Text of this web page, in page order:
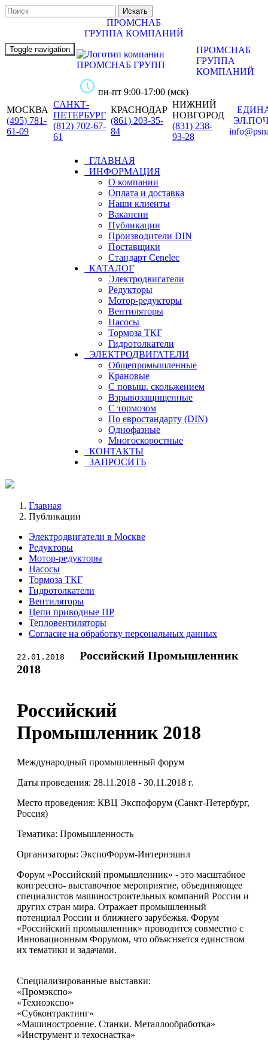
ПРОМСНАБ
ГРУППА КОМПАНИЙ
Toggle navigation
ПРОМСНАБ
ГРУППА
КОМПАНИЙ
пн-пт 9:00-17:00 (мск)
МОСКВА
(495) 781-
61-09
САНКТ-
ПЕТЕРБУРГ
(812) 702-67-
61
КРАСНОДАР
(861) 203-35-
84
НИЖНИЙ
НОВГОРОД
(831) 238-
93-28
ГЛАВНАЯ
ИНФОРМАЦИЯ
О компании
Оплата и доставка
Наши клиенты
Вакансии
Публикации
Производители DIN
Поставщики
Стандарт Cenelec
КАТАЛОГ
Электродвигатели
Редукторы
Мотор-редукторы
Вентиляторы
Насосы
Тормоза ТКГ
Гидротолкатели
ЭЛЕКТРОДВИГАТЕЛИ
Общепромышленные
Крановые
С повыш. скольжением
Взрывозащищенные
С тормозом
По евростандарту (DIN)
Однофазные
Многоскоростные
КОНТАКТЫ
ЗАПРОСИТЬ
Главная
Публикации
Электродвигатели в Москве
Редукторы
Мотор-редукторы
Насосы
Тормоза ТКГ
Гидротолкатели
Вентиляторы
Цепи приводные ПР
Тепловентиляторы
Согласие на обработку персональных данных
22.01.2018
Российский Промышленник
2018
Российский
Промышленник 2018
Международный промышленный форум
Даты проведения: 28.11.2018 - 30.11.2018 г.
Место проведения: КВЦ Экспофорум (Санкт-Петербург,
Россия)
Тематика: Промышленность
Организаторы: ЭкспоФорум-Интернэшнл
Форум «Российский промышленник» - это масштабное
конгрессно- выставочное мероприятие, объединяющее
специалистов машиностроительных компаний России и
других стран мира. Отражает промышленный
потенциал России и ближнего зарубежья. Форум
«Российский промышленник» проводится совместно с
Инновационным Форумом, что объясняется единством
их тематики и задачами.
Специализированные выставки:
«Промэкспо»
«Техноэкспо»
«Субконтрактинг»
«Машиностроение. Станки. Металлообработка»
«Инструмент и техоснастка»